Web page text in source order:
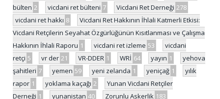
bülten 2 vicdani ret bülteni 7 Vicdani Ret Derneği 278
vicdani ret hakkı 8
Vicdani Ret Hakkının İhlali Katmerli Etkisi:
Vicdani Retçilerin Seyahat Özgürlüğünün Kısıtlanması ve Çalışma
Hakkının İhlali Raporu 1 vicdani ret izleme 53
vicdani
retçi 5 vr der 21 VR-DDER 1 WRİ 64 yayın 1
yehova
şahitleri 7 yemen 59 yeni zelanda 1 yeniçağ 1
yılık
rapor 1 yoklama kaçağı 2
Yunan Vicdani Retçiler
Derneği 1 yunanistan 40 Zorunlu Askerlik 183